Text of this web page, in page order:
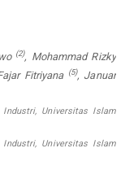
(2), Mohammad Rizky
Fitriyana (5), Januar
Universitas Islam
Universitas Islam